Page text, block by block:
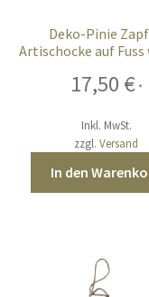
Deko-Pinie
Artischocke auf Fuss
17,50 € *
Inkl. MwSt.
zzgl.Versand
In den